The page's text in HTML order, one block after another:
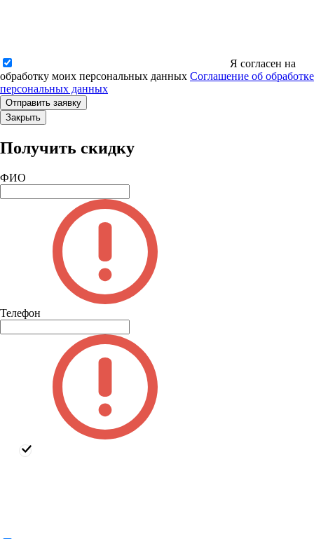
Я согласен на
обработку моих персональных данных Соглашение об обработке
персональных данных
Закрыть
Получить скидку
ФИО
Телефон